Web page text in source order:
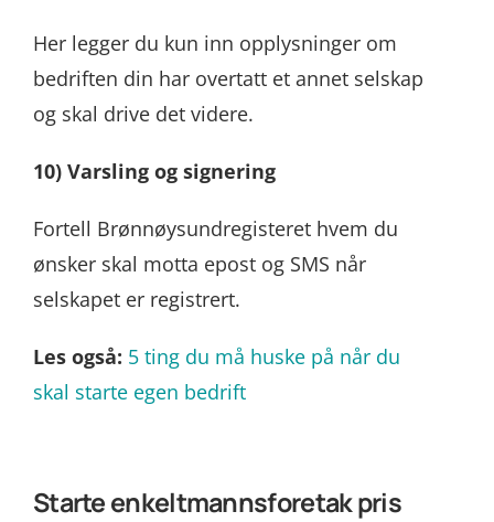
Her legger du kun inn opplysninger om
bedriften din har overtatt et annet selskap
og skal drive det videre.
10) Varsling og signering
Fortell Brønnøysundregisteret hvem du
ønsker skal motta epost og SMS når
selskapet er registrert.
Les også: 5 ting du må huske på når du
skal starte egen bedrift
Starte enkeltmannsforetak pris